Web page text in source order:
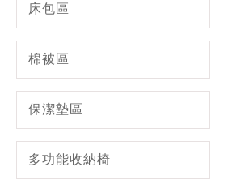
床包區
棉被區
保潔墊區
多功能收納椅